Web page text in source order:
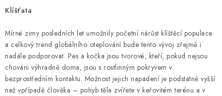
Klíšťata
Mírné zimy posledních let umožnily početní nárůst klíštěcí populace
a celkový trend globálního oteplování bude tento vývoj zřejmě i
nadále podporovat. Pes a kočka jsou tvorové, kteří, pokud nejsou
chováni výhradně doma, jsou s rostlinným pokryvem v
bezprostředním kontaktu. Možnost jejich napadení je podstatně vyšší
než vpřípadě člověka – pohyb těla zvířete v keřovitém terénu a v